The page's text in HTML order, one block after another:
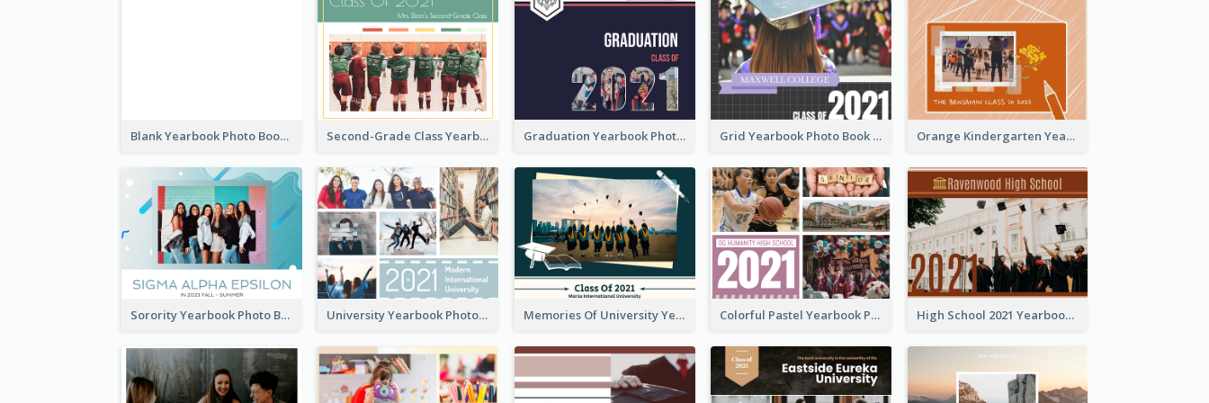
Blank Yearbook Photo Book Second-Grade Class Yearbook Photo Book Graduation Yearbook Photo Book Grid Yearbook Photo Book Orange Kindergarten Yearbook Photo Book
Sorority Yearbook Photo Book University Yearbook Photo Book Memories Of University Yearbook Photo Book Colorful Pastel Yearbook Photo Book High School 2021 Yearbook Photo Book